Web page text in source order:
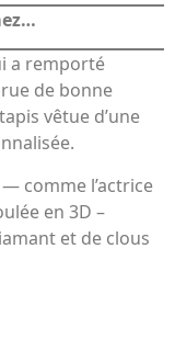
a remporté
de bonne
vêtue d’une
comme l’actrice
en 3D –
et de clous